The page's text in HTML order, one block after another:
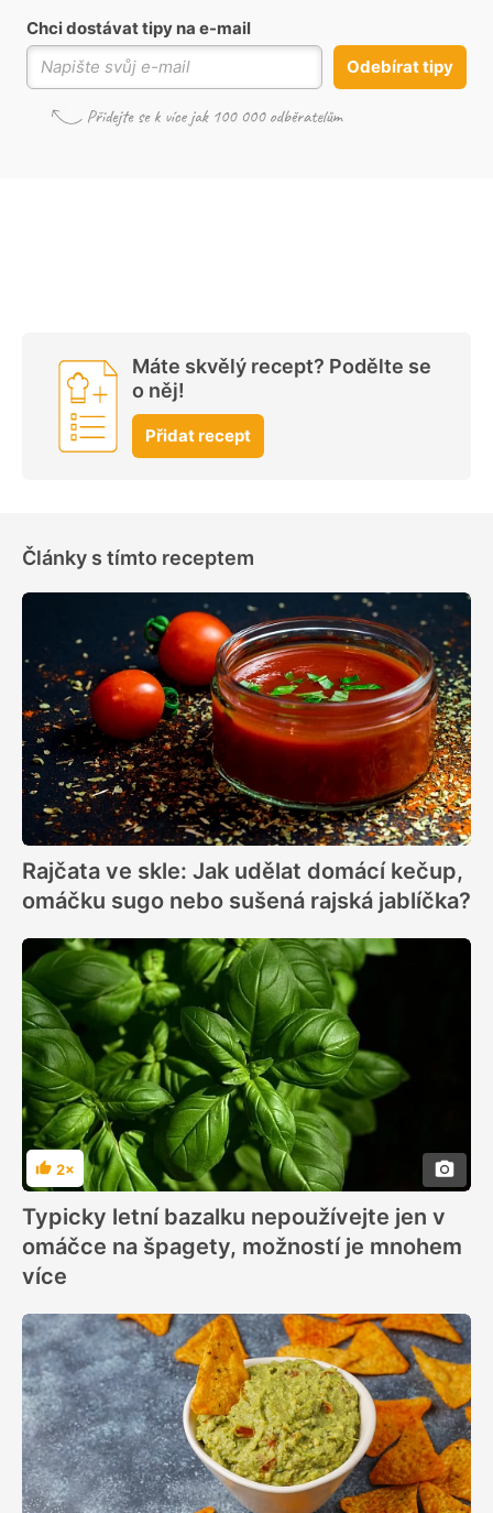
Chci dostávat tipy na e-mail
Odebírat tipy
Máte skvělý recept? Podělte se
o něj!
Přidat recept
Články s tímto receptem
Rajčata ve skle: Jak udělat domácí kečup,
omáčku sugo nebo sušená rajská jablíčka?
Hodnocení
2×
Typicky letní bazalku nepoužívejte jen v
omáčce na špagety, možností je mnohem
více